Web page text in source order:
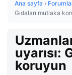
Ana sayfa ›
Gıdaları mutlaka
uyarısı:
koruyun